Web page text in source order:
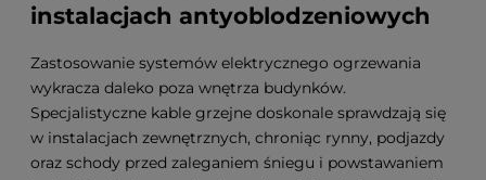
instalacjach antyoblodzeniowych
Zastosowanie systemów elektrycznego ogrzewania
wykracza daleko poza wnętrza budynków.
Specjalistyczne kable grzejne doskonale sprawdzają się
w instalacjach zewnętrznych, chroniąc rynny, podjazdy
oraz schody przed zaleganiem śniegu i powstawaniem